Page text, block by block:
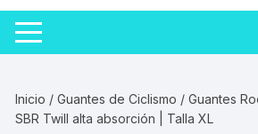
Inicio /Guantes de Ciclismo / Guantes
SBR Twill alta absorción | Talla XL